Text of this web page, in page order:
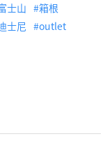
士山
箱根
士尼
outlet